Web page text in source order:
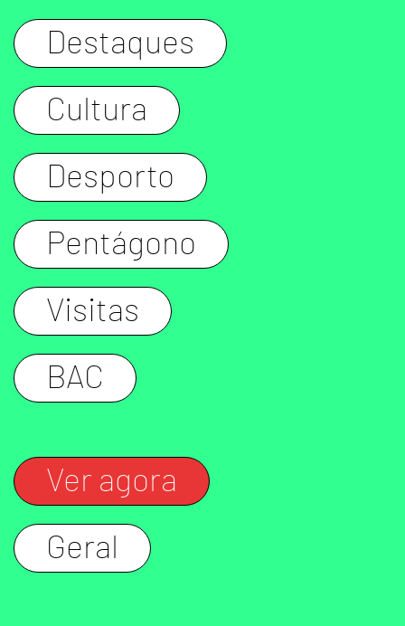
Destaques
Cultura
Desporto
Pentágono
Visitas
BAC
Ver agora
Geral